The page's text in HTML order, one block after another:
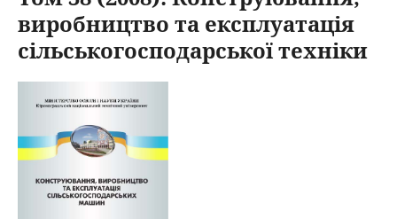
виробництво та експлуатація
сільськогосподарської техніки